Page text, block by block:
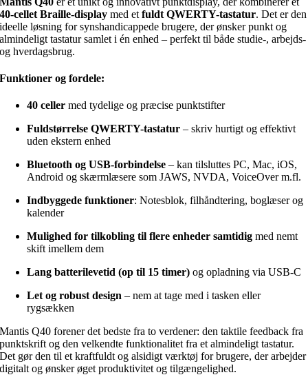
40-cellet Braille-display med etfuldt QWERTY-tastatur. Det er den
ideelle løsning for synshandicappede brugere, der ønsker punkt og
almindeligt tastatur samlet i én enhed – perfekt til både studie-, arbejds-
og hverdagsbrug.
Funktioner og fordele:
40 celler med tydelige og præcise punktstifter
Fuldstørrelse QWERTY-tastatur – skriv hurtigt og effektivt
uden ekstern enhed
Bluetooth og USB-forbindelse – kan tilsluttes PC, Mac, iOS,
Android og skærmlæsere som JAWS, NVDA, VoiceOver m.fl.
Indbyggede funktioner: Notesblok, filhåndtering, boglæser og
kalender
Mulighed for tilkobling til flere enheder samtidig med nemt
skift imellem dem
Lang batterilevetid (op til 15 timer) og opladning via USB-C
Let og robust design – nem at tage med i tasken eller
rygsækken
Mantis Q40 forener det bedste fra to verdener: den taktile feedback fra
punktskrift og den velkendte funktionalitet fra et almindeligt tastatur.
Det gør den til et kraftfuldt og alsidigt værktøj for brugere, der arbejder
digitalt og ønsker øget produktivitet og tilgængelighed.